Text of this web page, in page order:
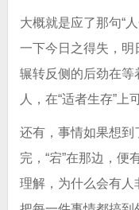
大概就是应了那句“
一下今日之得失，明
辗转反侧的后劲在等
人，在“适者生存”上
还有，事情如果想到
完，“宕”在那边，便
理解，为什么会有人